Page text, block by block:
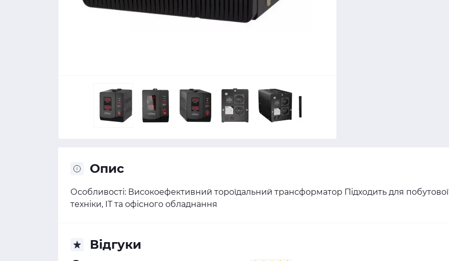
Опис
Особливості: Високоефективний тороїдальний трансформатор Підходить для побутової
техніки, ІТ та офісного обладнання
Відгуки